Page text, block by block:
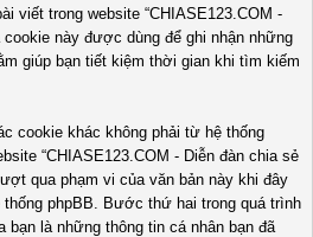
viết trong website “CHIASE123.COM -
cookie này được dùng để ghi nhận những
giúp bạn tiết kiệm thời gian khi tìm kiếm
cookie khác không phải từ hệ thống
“CHIASE123.COM - Diễn đàn chia sẻ
qua phạm vi của văn bản này khi đây
thống phpBB. Bước thứ hai trong quá trình
bạn là những thông tin cá nhân bạn đã